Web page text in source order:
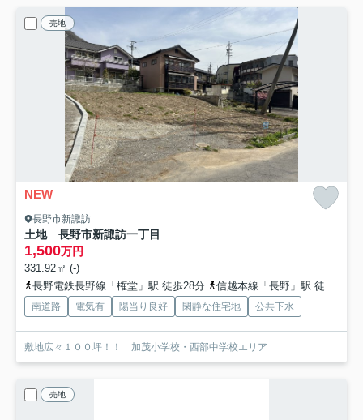
売地
NEW
長野市新諏訪
土地 長野市新諏訪一丁目
1,500万円
331.92㎡ (-)
長野電鉄長野線「権堂」駅 徒歩28分
信越本線「長野」駅 徒歩34分
南道路 電気有 陽当り良好 閑静な住宅地 公共下水
敷地広々１００坪！！ 加茂小学校・西部中学校エリア
売地